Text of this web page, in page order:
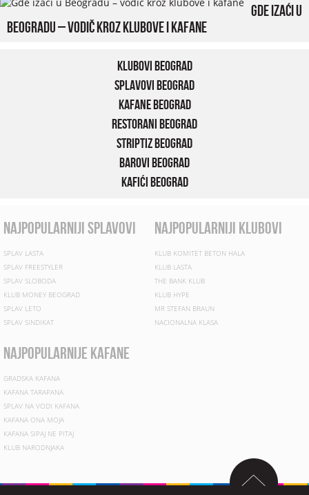
Gde izaći u
Beogradu – vodič kroz klubove i kafane
Klubovi Beograd
Splavovi Beograd
Kafane Beograd
Restorani Beograd
Striptiz Beograd
Barovi Beograd
Kafići Beograd
najpopularniji splavovi
SPLAV LASTA
SPLAV FREESTYLER
SPLAV SLOBODA
KLUB MONEY BEOGRAD
SPLAV LETO
SPLAV SINDIKAT
najpopularniji klubovi
KLUB KOMITET BETON HALA
KLUB LASTA
THE BANK KLUB
KLUB HYPE
MR STEFAN BRAUN
NACIONALNA KLASA
najpopularnije kafane
GRADSKA KAFANA
KAFANA TARAPANA
SPLAV NA VODI KAFANA
KAFANA ONA MOJA
KAFANA SIPAJ NE PITAJ
KLUB NARODNJAKA